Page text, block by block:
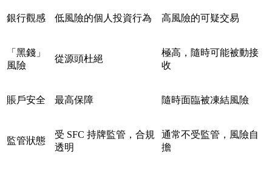
銀行觀感 低風險的個人投資行為 高風險的可疑交易
「黑錢」
風險
從源頭杜絕
極高，隨時可能被動接
收
賬戶安全 最高保障 隨時面臨被凍結風險
監管狀態
受 SFC 持牌監管，合規
透明
通常不受監管，風險自
擔